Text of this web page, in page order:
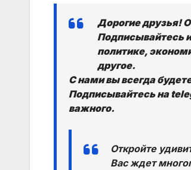
Дорогие друзья!
Подписывайтесь
политике,
другое.
С нами вы всегда
Подписывайтесь на
важного.
Откройте
Вас ждет